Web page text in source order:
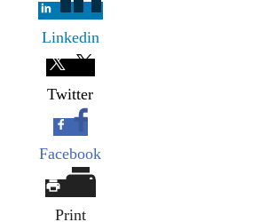
Linkedin
Twitter
Facebook
Print